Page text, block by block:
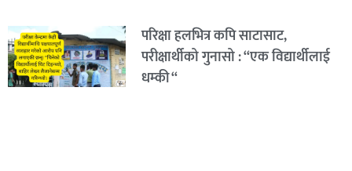
परिक्षा हलभित्र कपि साटासाट,
परीक्षार्थीको गुनासो : “एक विद्यार्थीलाई
धम्की “